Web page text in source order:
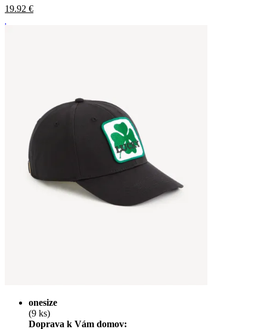
19.92 €
onesize
(9 ks)
Doprava k Vám domov: